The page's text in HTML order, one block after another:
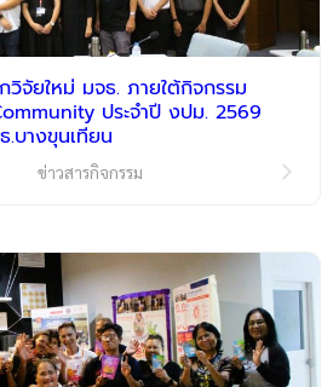
วิจัยใหม่ มจธ. ภายใต้กิจกรรม
ประจำปี งปม. 2569
บางขุนเทียน
ข่าวสารกิจกรรม